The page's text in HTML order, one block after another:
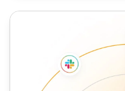
Automatizacija